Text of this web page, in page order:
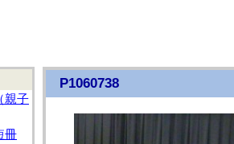
親子
冊
P1060738